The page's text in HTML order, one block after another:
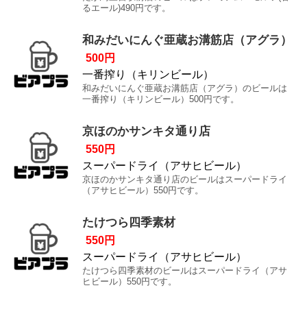
るエール)490円です。
和みだいにんぐ亜蔵お溝筋店（アグラ）
500円
一番搾り（キリンビール）
和みだいにんぐ亜蔵お溝筋店（アグラ）のビールは
一番搾り（キリンビール）500円です。
京ほのかサンキタ通り店
550円
スーパードライ（アサヒビール）
京ほのかサンキタ通り店のビールはスーパードライ
（アサヒビール）550円です。
たけつら四季素材
550円
スーパードライ（アサヒビール）
たけつら四季素材のビールはスーパードライ（アサ
ヒビール）550円です。